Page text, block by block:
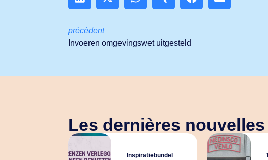
précédent
Invoeren omgevingswet uitgesteld
Les dernières
Inspiratiebundel